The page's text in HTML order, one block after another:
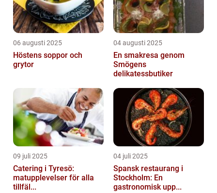
06 augusti 2025
Höstens soppor och
grytor
04 augusti 2025
En smakresa genom
Smögens
delikatessbutiker
09 juli 2025
Catering i Tyresö:
matupplevelser för alla
tillfäl...
04 juli 2025
Spansk restaurang i
Stockholm: En
gastronomisk upp...